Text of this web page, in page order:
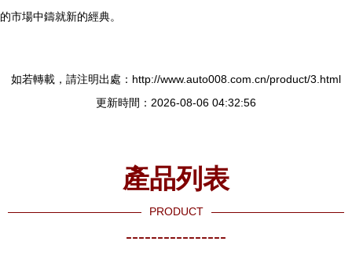
的市場中鑄就新的經典。
如若轉載，請注明出處：http://www.auto008.com.cn/product/3.html
更新時間：2026-08-06 04:32:56
產品列表
PRODUCT
----------------